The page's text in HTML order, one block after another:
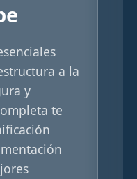
a la
y
te